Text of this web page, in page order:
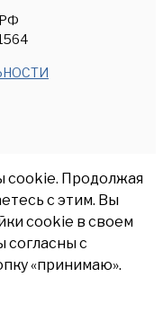
Продолжая
с этим. Вы
cookie в своем
согласны с
«принимаю».